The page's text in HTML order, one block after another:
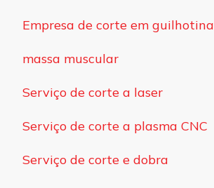
Empresa de corte em guilhotina
massa muscular
Serviço de corte a laser
Serviço de corte a plasma CNC
Serviço de corte e dobra